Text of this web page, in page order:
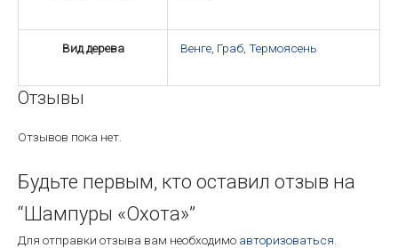
Вид дерева Венге, Граб, Термоясень
Отзывы
Отзывов пока нет.
Будьте первым, кто оставил отзыв на
“Шампуры «Охота»”
Для отправки отзыва вам необходимо авторизоваться